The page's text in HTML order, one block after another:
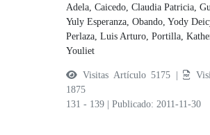
Adela,Caicedo, Claudia Patricia,
Yuly Esperanza,Obando, Yody
Perlaza, Luis Arturo,Portilla,
Youliet
Visitas Artículo 5175 |
1875
131 - 139
|Publicado: 2011-11-30